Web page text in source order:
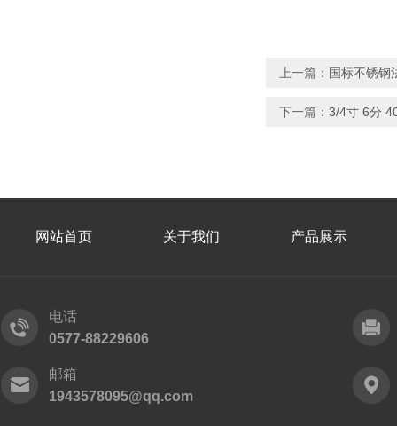
上一篇： 国标不锈钢
下一篇： 3/4寸 6分
网站首页 关于我们 产品展示
电话
0577-88229606
邮箱
1943578095@qq.com